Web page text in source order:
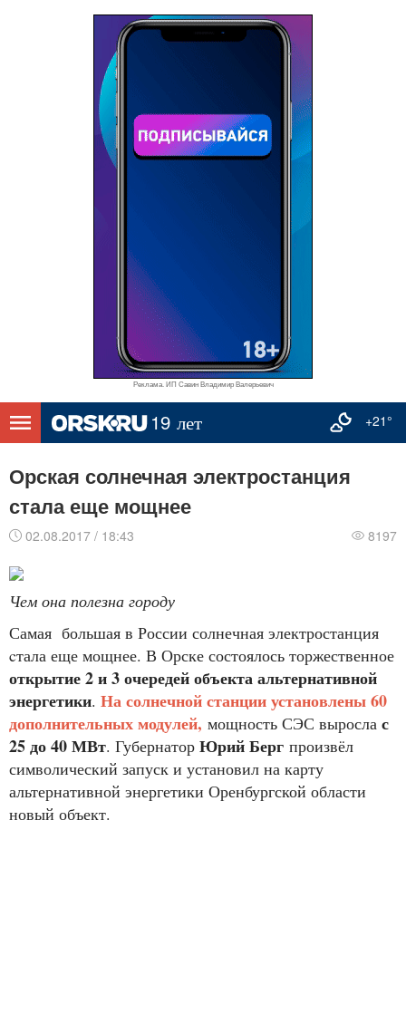
Реклама. ИП Савин Владимир Валерьевич
+21°
Орская солнечная электростанция
стала еще мощнее
02.08.2017 / 18:43 8197
Чем она полезна городу
Самая большая в России солнечная электростанция
cтала еще мощнее. В Орске состоялось торжественное
открытие 2 и 3 очередей объекта альтернативной
энергетики. На солнечной станции установлены 60
дополнительных модулей, мощность СЭС выросла с
25 до 40 МВт. Губернатор Юрий Берг произвёл
символический запуск и установил на карту
альтернативной энергетики Оренбургской области
новый объект.